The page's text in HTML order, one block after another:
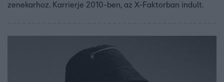
zenekarhoz. Karrierje 2010-ben, az X-Faktorban indult.